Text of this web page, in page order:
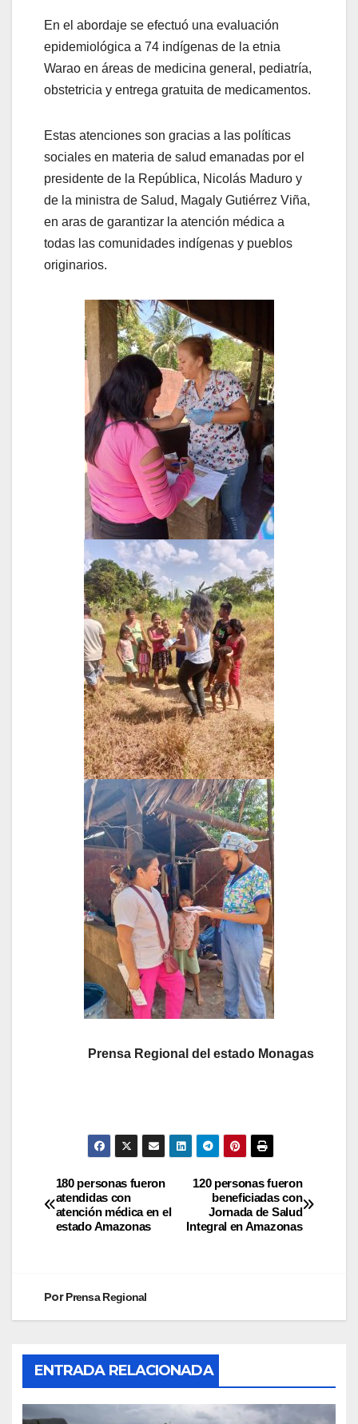
En el abordaje se efectuó una evaluación
epidemiológica a 74 indígenas de la etnia
Warao en áreas de medicina general, pediatría,
obstetricia y entrega gratuita de medicamentos.
Estas atenciones son gracias a las políticas
sociales en materia de salud emanadas por el
presidente de la República, Nicolás Maduro y
de la ministra de Salud, Magaly Gutiérrez Viña,
en aras de garantizar la atención médica a
todas las comunidades indígenas y pueblos
originarios.
Prensa Regional del estado Monagas
120 personas fueron
beneficiadas con
Jornada de Salud
Integral en Amazonas
180 personas fueron
atendidas con
atención médica en el
estado Amazonas
PorPrensa Regional
ENTRADA RELACIONADA